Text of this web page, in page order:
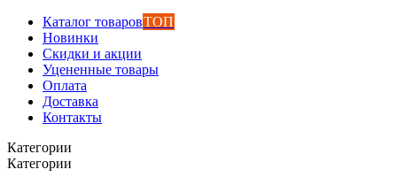
Каталог товаровТОП
Новинки
Скидки и акции
Уцененные товары
Оплата
Доставка
Контакты
Категории
Категории